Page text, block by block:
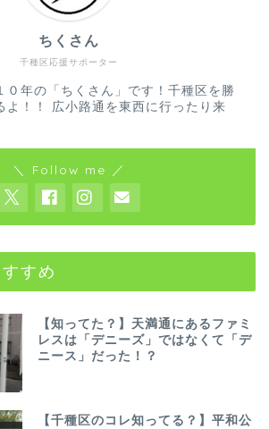
千種区応援サポーター
ちくさん
０年の「ちくさん」です！千種区を勝
よ！！ 広小路通を東西に行ったり来
＼ Follow me ／
すめ
【知ってた？】天満通にあるファミ
レスは「デニーズ」ではなくて「デ
ニース」だった！？
【千種区のコレ知ってる？】平和公